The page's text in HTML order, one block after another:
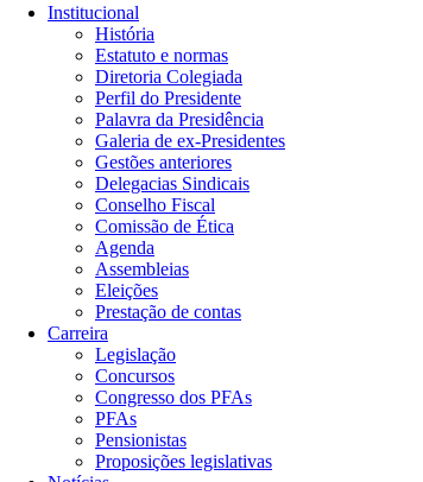
Institucional
História
Estatuto e normas
Diretoria Colegiada
Perfil do Presidente
Palavra da Presidência
Galeria de ex-Presidentes
Gestões anteriores
Delegacias Sindicais
Conselho Fiscal
Comissão de Ética
Agenda
Assembleias
Eleições
Prestação de contas
Carreira
Legislação
Concursos
Congresso dos PFAs
PFAs
Pensionistas
Proposições legislativas